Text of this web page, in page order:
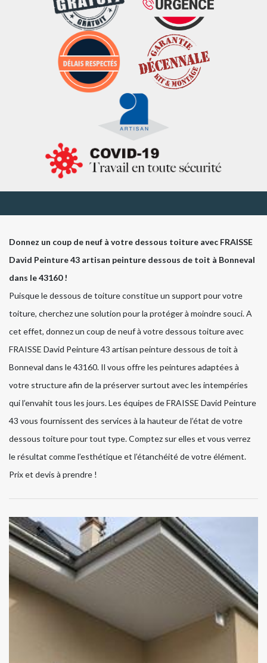
Donnez un coup de neuf à votre dessous toiture avec FRAISSE
David Peinture 43 artisan peinture dessous de toit à Bonneval
dans le 43160 !
Puisque le dessous de toiture constitue un support pour votre
toiture, cherchez une solution pour la protéger à moindre souci. A
cet effet, donnez un coup de neuf à votre dessous toiture avec
FRAISSE David Peinture 43 artisan peinture dessous de toit à
Bonneval dans le 43160. Il vous offre les peintures adaptées à
votre structure afin de la préserver surtout avec les intempéries
qui l’envahit tous les jours. Les équipes de FRAISSE David Peinture
43 vous fournissent des services à la hauteur de l’état de votre
dessous toiture pour tout type. Comptez sur elles et vous verrez
le résultat comme l’esthétique et l’étanchéité de votre élément.
Prix et devis à prendre !